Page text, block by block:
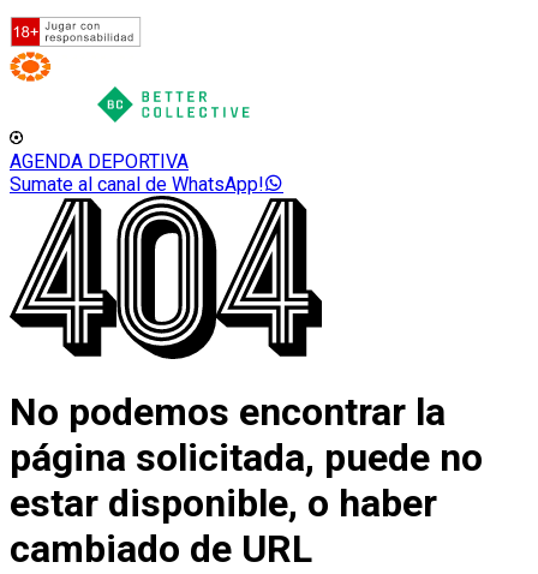
AGENDA DEPORTIVA
Sumate al canal de WhatsApp!
No podemos encontrar la
página solicitada, puede no
estar disponible, o haber
cambiado de URL